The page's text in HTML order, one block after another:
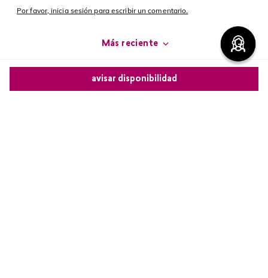
avisar disponibilidad
Por favor, inicia sesión para escribir un comentario.
Más reciente
Cargando comentarios…